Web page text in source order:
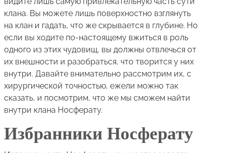
клана. Вы можете лишь поверхностно взглянуть
на клан и гадать, что же скрывается в глубине. Но
если вы ходите по-настоящему вжиться в роль
одного из этих чудовищ, вы должны отвлечься от
их внешности и разобраться, что творится у них
внутри. Давайте внимательно рассмотрим их, с
хирургической точностью, ежели можно так
сказать, и посмотрим, что же мы сможем найти
внутри клана Носферату.
Избранники Носферату